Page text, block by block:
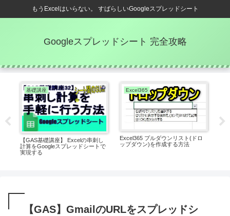
もうExcelはいらない。 すばらしいGoogleスプレッドシート
Googleスプレッドシート 完全攻略
基礎講座
【GAS基礎講座】 Excelの串刺し
計算をGoogleスプレッドシートで
実現する
Excel365
Excel365 プルダウンリスト(ドロ
ップダウン)を作成する方法
【GAS】GmailのURLをスプレッドシ